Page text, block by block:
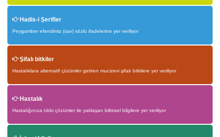
Hadis-i Şerifler
Peygamber efendimiz (sav) sözlü ifadelerine yer veriliyor
Şifalı bitkiler
Hastalıklara alternatif çözümler getiren mucizevi şifalı bitkilere yer veriliyor
Hastalık
Hastalığınıza tıbbi çözümler ile yaklaşan bilimsel bilgilere yer veriliyor